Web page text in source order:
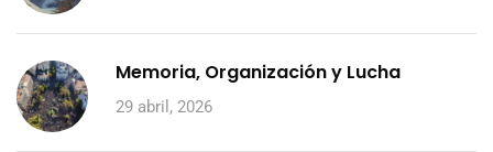
Memoria, Organización y Lucha
29 abril, 2026